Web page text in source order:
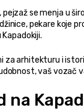
pejzaž se menja u
pekare koje
za arhitekturu i
vaš vozač
na